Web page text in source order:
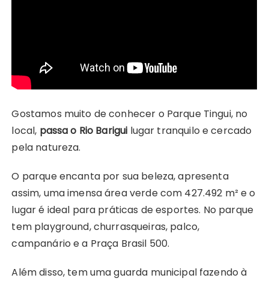
Gostamos muito de conhecer o Parque Tingui, no
local, passa o Rio Barigui lugar tranquilo e cercado
pela natureza.
O parque encanta por sua beleza, apresenta
assim, uma imensa área verde com 427.492 m² e o
lugar é ideal para práticas de esportes. No parque
tem playground, churrasqueiras, palco,
campanário e a Praça Brasil 500.
Além disso, tem uma guarda municipal fazendo à